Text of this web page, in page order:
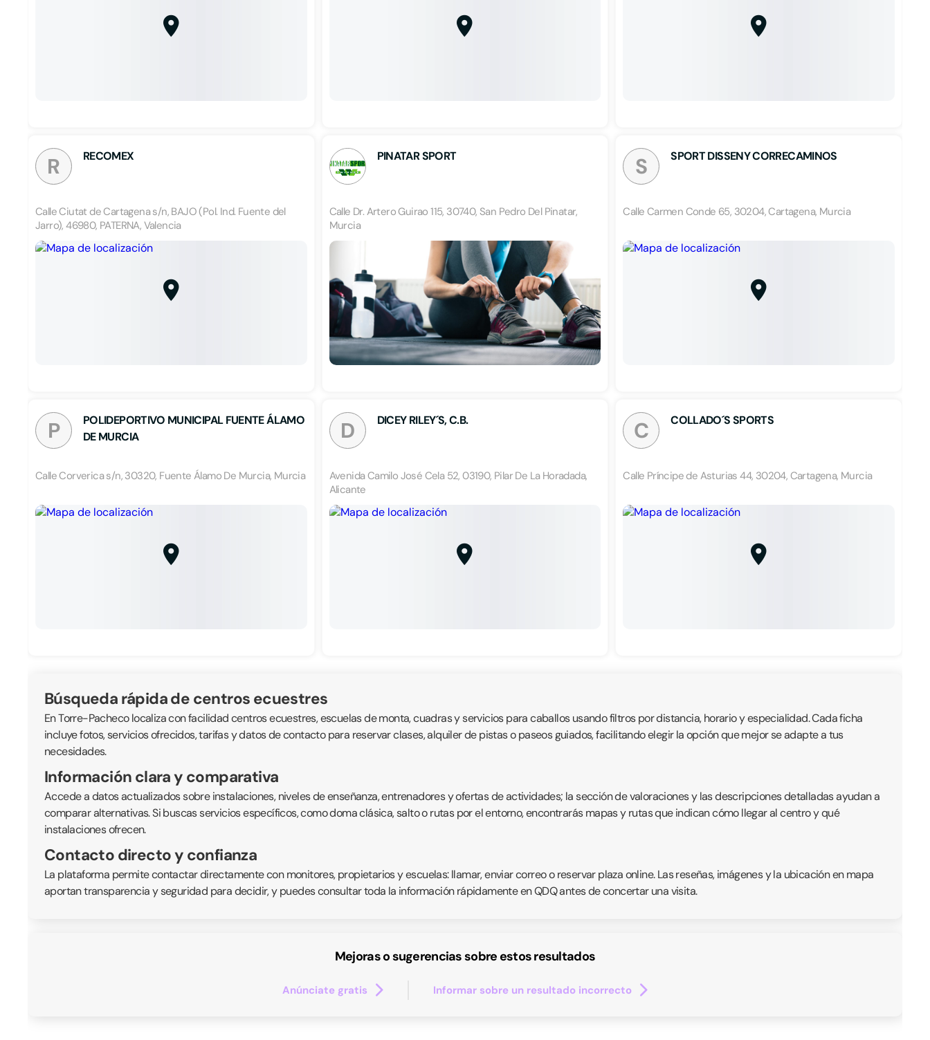
R RECOMEX
Calle Ciutat de Cartagena s/n, BAJO (Pol. Ind. Fuente del
Jarro), 46980, PATERNA, Valencia
PINATAR SPORT
Calle Dr. Artero Guirao 115, 30740, San Pedro Del Pinatar,
Murcia
S SPORT DISSENY CORRECAMINOS
Calle Carmen Conde 65, 30204, Cartagena, Murcia
P
POLIDEPORTIVO MUNICIPAL FUENTE ÁLAMO
DE MURCIA
Calle Corverica s/n, 30320, Fuente Álamo De Murcia, Murcia
D DICEY RILEY´S, C.B.
Avenida Camilo José Cela 52, 03190, Pilar De La Horadada,
Alicante
C COLLADO´S SPORTS
Calle Príncipe de Asturias 44, 30204, Cartagena, Murcia
Búsqueda rápida de centros ecuestres
En Torre-Pacheco localiza con facilidad centros ecuestres, escuelas de monta, cuadras y servicios para caballos usando filtros por distancia, horario y especialidad. Cada ficha
incluye fotos, servicios ofrecidos, tarifas y datos de contacto para reservar clases, alquiler de pistas o paseos guiados, facilitando elegir la opción que mejor se adapte a tus
necesidades.
Información clara y comparativa
Accede a datos actualizados sobre instalaciones, niveles de enseñanza, entrenadores y ofertas de actividades; la sección de valoraciones y las descripciones detalladas ayudan a
comparar alternativas. Si buscas servicios específicos, como doma clásica, salto o rutas por el entorno, encontrarás mapas y rutas que indican cómo llegar al centro y qué
instalaciones ofrecen.
Contacto directo y confianza
La plataforma permite contactar directamente con monitores, propietarios y escuelas: llamar, enviar correo o reservar plaza online. Las reseñas, imágenes y la ubicación en mapa
aportan transparencia y seguridad para decidir, y puedes consultar toda la información rápidamente en QDQ antes de concertar una visita.
Mejoras o sugerencias sobre estos resultados
Anúnciate gratis Informar sobre un resultado incorrecto